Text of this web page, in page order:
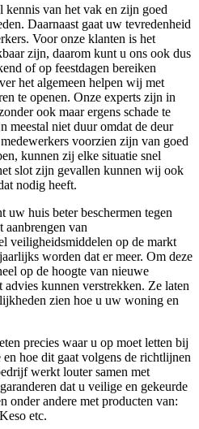
kennis van het vak en zijn goed
Daarnaast gaat uw tevredenheid
Voor onze klanten is het
zijn, daarom kunt u ons ook dus
of op feestdagen bereiken
het algemeen helpen wij met
te openen. Onze experts zijn in
ook maar ergens schade te
meestal niet duur omdat de deur
voorzien zijn van goed
kunnen zij elke situatie snel
slot zijn gevallen kunnen wij ook
nodig heeft.
huis beter beschermen tegen
aanbrengen van
veiligheidsmiddelen op de markt
worden dat er meer. Om deze
op de hoogte van nieuwe
kunnen verstrekken. Ze laten
zien hoe u uw woning en
precies waar u op moet letten bij
hoe dit gaat volgens de richtlijnen
werkt louter samen met
dat u veilige en gekeurde
onder andere met producten van:
etc.